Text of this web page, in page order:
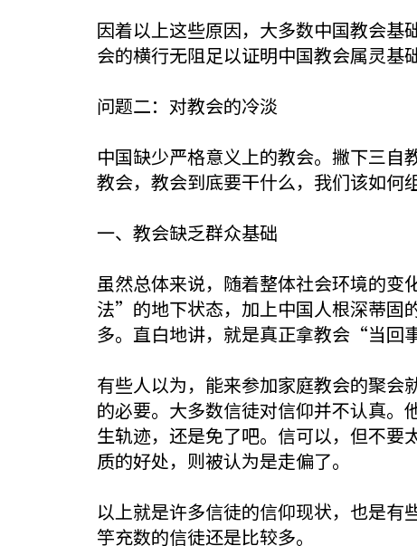
因着以上这些原因，大多数中国教会基
会的横行无阻足以证明中国教会属灵基
问题二：对教会的冷淡
中国缺少严格意义上的教会。撇下三
教会，教会到底要干什么，我们该如何
一、教会缺乏群众基础
虽然总体来说，随着整体社会环境的
法”的地下状态，加上中国人根深蒂固
多。直白地讲，就是真正拿教会“当回
有些人以为，能来参加家庭教会的聚会
的必要。大多数信徒对信仰并不认真。
生轨迹，还是免了吧。信可以，但不要
质的好处，则被认为是走偏了。
以上就是许多信徒的信仰现状，也是
竽充数的信徒还是比较多。